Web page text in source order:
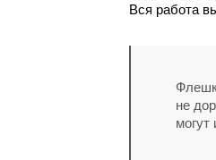
Вся работа
не
могут